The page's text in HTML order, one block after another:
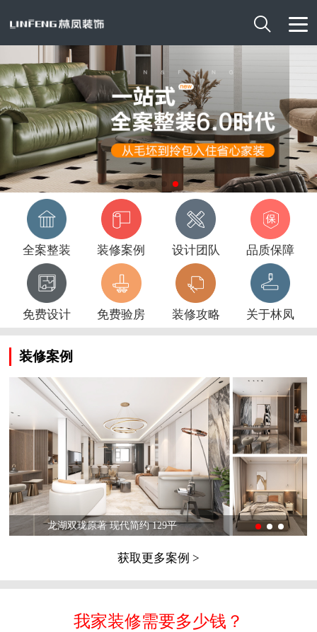

全案整装 装修案例 设计团队 品质保障
免费设计 免费验房 装修攻略 关于林凤
装修案例
龙湖双珑原著 现代简约 129平
获取更多案例 >
我家装修需要多少钱？